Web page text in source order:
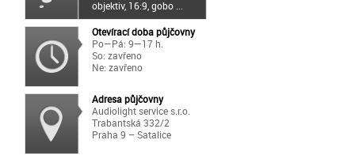
objektiv, 16:9, gobo ...
Otevírací doba půjčovny
Po—Pá: 9—17 h.
So: zavřeno
Ne: zavřeno
Adresa půjčovny
Audiolight service s.r.o.
Trabantská 332/2
Praha 9 – Satalice